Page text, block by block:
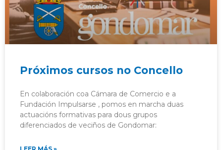
Próximos cursos no Concello
En colaboración coa Cámara de Comercio e a
Fundación Impulsarse , pomos en marcha duas
actuacións formativas para dous grupos
diferenciados de veciños de Gondomar: